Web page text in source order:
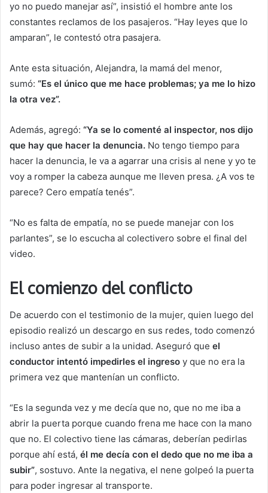
yo no puedo manejar así”, insistió el hombre ante los
constantes reclamos de los pasajeros. “Hay leyes que lo
amparan”, le contestó otra pasajera.
Ante esta situación, Alejandra, la mamá del menor,
sumó: “Es el único que me hace problemas; ya me lo hizo
la otra vez”.
Además, agregó: “Ya se lo comenté al inspector, nos dijo
que hay que hacer la denuncia. No tengo tiempo para
hacer la denuncia, le va a agarrar una crisis al nene y yo te
voy a romper la cabeza aunque me lleven presa. ¿A vos te
parece? Cero empatía tenés”.
“No es falta de empatía, no se puede manejar con los
parlantes”, se lo escucha al colectivero sobre el final del
video.
El comienzo del conflicto
De acuerdo con el testimonio de la mujer, quien luego del
episodio realizó un descargo en sus redes, todo comenzó
incluso antes de subir a la unidad. Aseguró que el
conductor intentó impedirles el ingreso y que no era la
primera vez que mantenían un conflicto.
“Es la segunda vez y me decía que no, que no me iba a
abrir la puerta porque cuando frena me hace con la mano
que no. El colectivo tiene las cámaras, deberían pedirlas
porque ahí está, él me decía con el dedo que no me iba a
subir”, sostuvo. Ante la negativa, el nene golpeó la puerta
para poder ingresar al transporte.